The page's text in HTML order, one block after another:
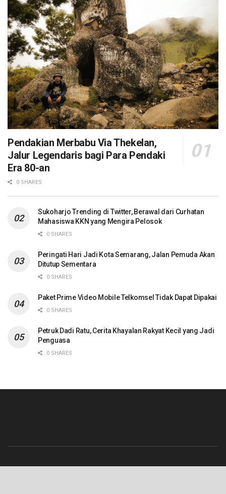
Pendakian Merbabu Via Thekelan,
Jalur Legendaris bagi Para Pendaki
Era 80-an
0 SHARES
Sukoharjo Trending di Twitter, Berawal dari Curhatan
Mahasiswa KKN yang Mengira Pelosok
0 SHARES
Peringati Hari Jadi Kota Semarang, Jalan Pemuda Akan
Ditutup Sementara
0 SHARES
Paket Prime Video Mobile Telkomsel Tidak Dapat Dipakai
0 SHARES
Petruk Dadi Ratu, Cerita Khayalan Rakyat Kecil yang Jadi
Penguasa
0 SHARES